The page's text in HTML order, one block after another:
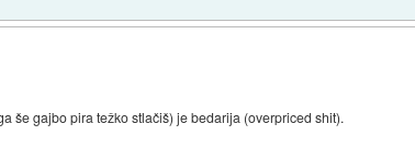
še gajbo pira težko stlačiš) je bedarija (overpriced shit).